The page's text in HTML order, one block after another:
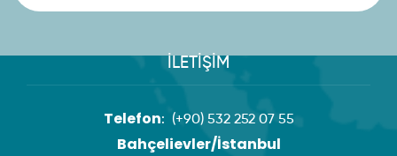
İLETİŞİM
Telefon: (+90) 532 252 07 55
Bahçelievler/İstanbul